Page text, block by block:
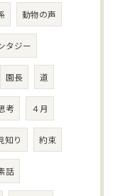
動物の声
タジー
園長 道
考 ４月
知り 約束
話